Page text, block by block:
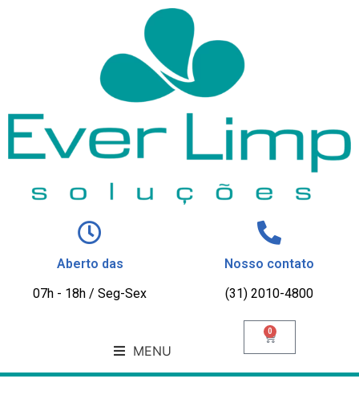
Aberto das
07h - 18h / Seg-Sex
Nosso contato
(31) 2010-4800
MENU
0